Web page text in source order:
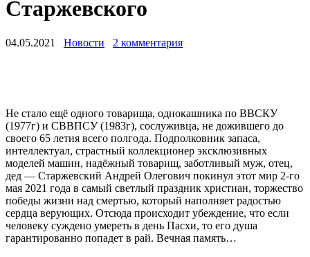
Старжевского
04.05.2021 Новости 2 комментария
Не стало ещё одного товарища, однокашника по ВВСКУ
(1977г) и СВВПСУ (1983г), сослуживца, не дожившего до
своего 65 летия всего полгода. Подполковник запаса,
интеллектуал, страстный коллекционер эксклюзивных
моделей машин, надёжный товарищ, заботливый муж, отец,
дед — Старжевский Андрей Олегович покинул этот мир 2-го
мая 2021 года в самый светлый праздник христиан, торжество
победы жизни над смертью, который наполняет радостью
сердца верующих. Отсюда происходит убеждение, что если
человеку суждено умереть в день Пасхи, то его душа
гарантированно попадет в рай. Вечная память…